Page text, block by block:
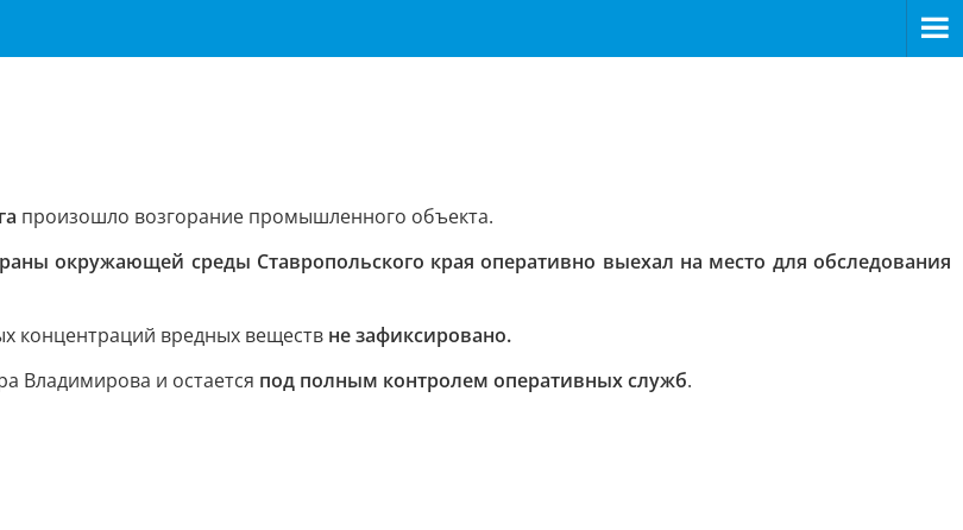
произошло возгорание промышленного объекта.
окружающей среды Ставропольского края оперативно выехал на место для обследования
концентраций вредных веществ не зафиксировано.
Владимирова и остается под полным контролем оперативных служб.